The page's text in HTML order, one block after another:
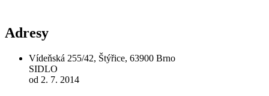
Adresy
Vídeňská 255/42, Štýřice, 63900 Brno
SIDLO
od 2. 7. 2014